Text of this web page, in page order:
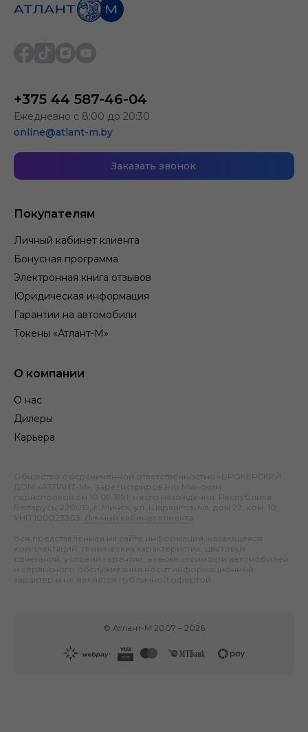
Покупателям
Личный кабинет клиента
Бонусная программа
Электронная книга отзывов
Юридическая информация
Гарантии на автомобили
Токены «Атлант-М»
О компании
О нас
Дилеры
Карьера
+375 44 587-46-04
Ежедневно с 8:00 до 20:30
online@atlant-m.by
Заказать звонок
Общество с ограниченной ответственностью «БРОКЕРСКИЙ
ДОМ «АТЛАНТ-М», зарегистрировано Минским
горисполкомом 10.09.1991; место нахождения: Республика
Беларусь, 220019, г. Минск, ул. Шаранговича, дом 22, ком. 10;
УНП 100023303.
Личный кабинет клиента
Вся представленная на сайте информация, касающаяся
комплектаций, технических характеристик, цветовых
сочетаний, условий гарантии, а также стоимости автомобилей
и сервисного обслуживания носит информационный
характер и не является публичной офертой.
© Атлант-М 2007 – 2026